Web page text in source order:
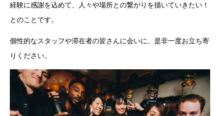
経験に感謝を込めて、人々や場所との繋がりを描いていきたい！
とのことです。
個性的なスタッフや滞在者の皆さんに会いに、是非一度お立ち寄
りください。